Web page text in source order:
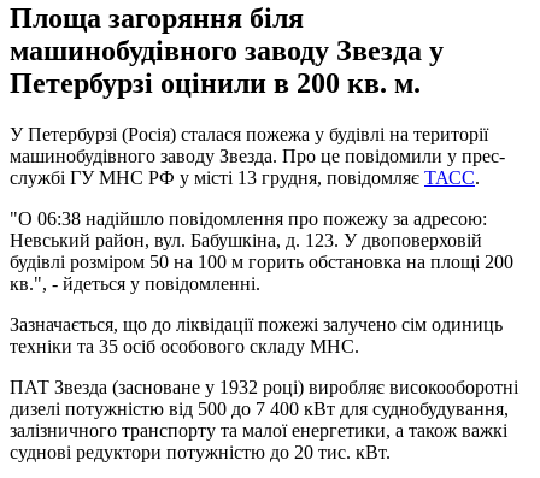
Площа загоряння біля
машинобудівного заводу Звезда у
Петербурзі оцінили в 200 кв. м.
У Петербурзі (Росія) сталася пожежа у будівлі на території
машинобудівного заводу Звезда. Про це повідомили у прес-
службі ГУ МНС РФ у місті 13 грудня, повідомляє ТАСС.
"О 06:38 надійшло повідомлення про пожежу за адресою:
Невський район, вул. Бабушкіна, д. 123. У двоповерховій
будівлі розміром 50 на 100 м горить обстановка на площі 200
кв.", - йдеться у повідомленні.
Зазначається, що до ліквідації пожежі залучено сім одиниць
техніки та 35 осіб особового складу МНС.
ПАТ Звезда (засноване у 1932 році) виробляє високооборотні
дизелі потужністю від 500 до 7 400 кВт для суднобудування,
залізничного транспорту та малої енергетики, а також важкі
суднові редуктори потужністю до 20 тис. кВт.